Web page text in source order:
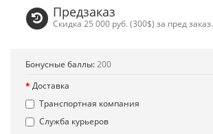
Предзаказ
Скидка 25 000 руб. (300$) за пред заказ.
Бонусные баллы:200
Доставка
Транспортная компания
Служба курьеров